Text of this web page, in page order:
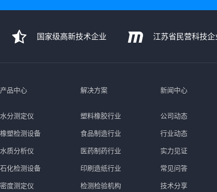
国家级高新技术企业 江苏省民营科技企
产品中心
水分测定仪
橡塑检测设备
水质分析仪
石化检测设备
密度测定仪
解决方案
塑料橡胶行业
食品制造行业
医药制药行业
印刷造纸行业
检测检验机构
新闻中心
公司动态
行业动态
实力见证
常见问答
技术分享